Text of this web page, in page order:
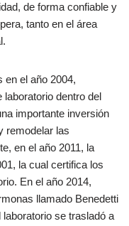
de forma confiable y
tanto en el área
en el año 2004,
dentro del
importante inversión
remodelar las
en el año 2011, la
la cual certifica los
En el año 2014,
llamado Benedetti
se trasladó a